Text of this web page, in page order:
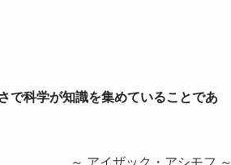
で科学が知識を集めていることであ